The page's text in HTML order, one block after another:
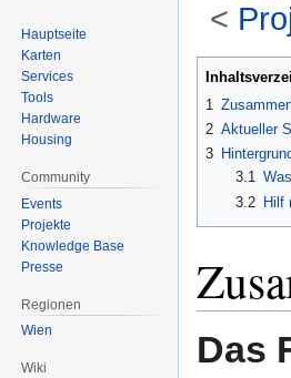
<
Zur
Zur
1
2 Aktueller
3
3.1
3.2 Hilf
Das
Hauptseite
Karten
Services
Tools
Hardware
Housing
Community
Events
Projekte
Knowledge Base
Presse
Regionen
Wien
Wiki